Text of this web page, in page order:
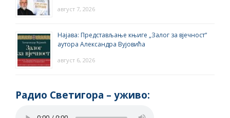
август 7, 2026
Најава: Представљање књиге „Залог за вјечност“
аутора Александра Вујовића
август 6, 2026
Радио Светигора – yживо: